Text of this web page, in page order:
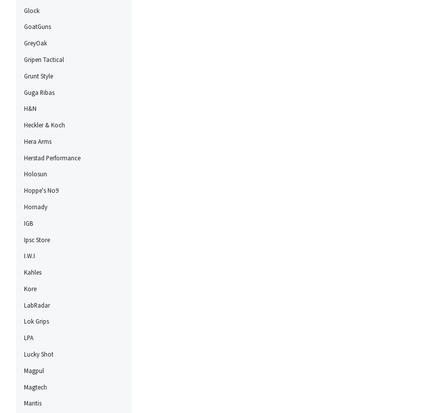
Glock
GoatGuns
GreyOak
Gripen Tactical
Grunt Style
Guga Ribas
H&N
Heckler & Koch
Hera Arms
Herstad Performance
Holosun
Hoppe's No9
Hornady
IGB
Ipsc Store
I.W.I
Kahles
Kore
LabRadar
Lok Grips
LPA
Lucky Shot
Magpul
Magtech
Mantis